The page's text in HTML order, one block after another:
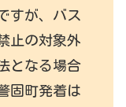
すが、バス
止の対象外
となる場合
固町発着は